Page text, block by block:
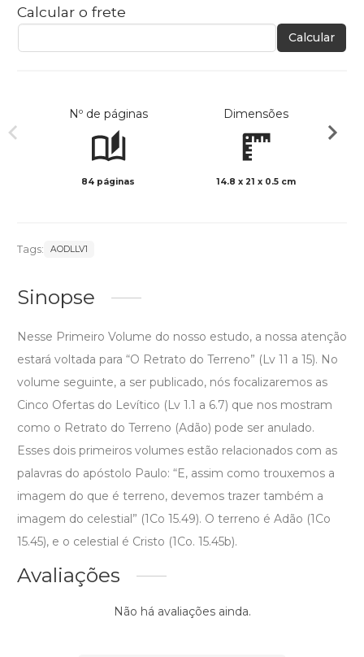
Calcular o frete
Calcular
Nº de páginas
84 páginas
Dimensões
14.8 x 21 x 0.5 cm
Tags: AODLLV1
Sinopse
Nesse Primeiro Volume do nosso estudo, a nossa atenção
estará voltada para “O Retrato do Terreno” (Lv 11 a 15). No
volume seguinte, a ser publicado, nós focalizaremos as
Cinco Ofertas do Levítico (Lv 1.1 a 6.7) que nos mostram
como o Retrato do Terreno (Adão) pode ser anulado.
Esses dois primeiros volumes estão relacionados com as
palavras do apóstolo Paulo: “E, assim como trouxemos a
imagem do que é terreno, devemos trazer também a
imagem do celestial” (1Co 15.49). O terreno é Adão (1Co
15.45), e o celestial é Cristo (1Co. 15.45b).
Avaliações
Não há avaliações ainda.